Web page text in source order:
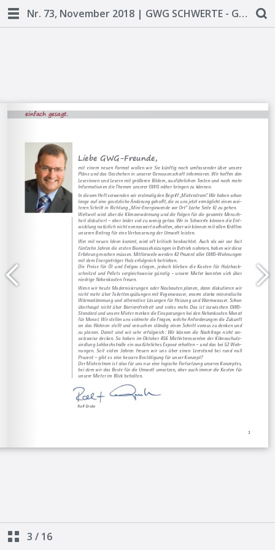
Nr. 73, November 2018 | GWG SCHWERTE - Gut und sicher Wohnen
3 / 16